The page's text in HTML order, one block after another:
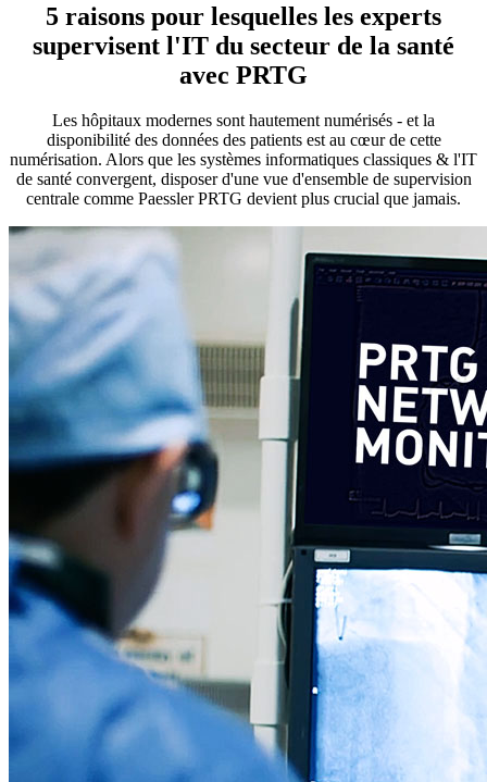
5 raisons pour lesquelles les experts
supervisent l'IT du secteur de la santé
avec PRTG
Les hôpitaux modernes sont hautement numérisés - et la
disponibilité des données des patients est au cœur de cette
numérisation. Alors que les systèmes informatiques classiques & l'IT
de santé convergent, disposer d'une vue d'ensemble de supervision
centrale comme Paessler PRTG devient plus crucial que jamais.